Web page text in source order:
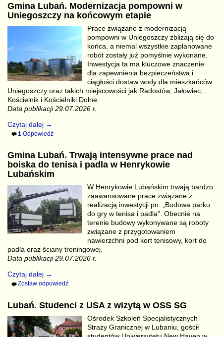
Gmina Lubań. Modernizacja pompowni w
Uniegoszczy na końcowym etapie
Prace związane z modernizacją
pompowni w Uniegoszczy zbliżają się do
końca, a niemal wszystkie zaplanowane
robót zostały już pomyślnie wykonane.
Inwestycja ta ma kluczowe znaczenie
dla zapewnienia bezpieczeństwa i
ciągłości dostaw wody dla mieszkańców
Uniegoszczy oraz takich miejscowości jak Radostów, Jałowiec,
Kościelnik i Kościelniki Dolne.
Data publikacji 29.07.2026 r.
Czytaj dalej →
1 Odpowiedź
Gmina Lubań. Trwają intensywne prace nad
boiska do tenisa i padla w Henrykowie
Lubańskim
W Henrykowie Lubańskim trwają bardzo
zaawansowane prace związane z
realizacją inwestycji pn. „Budowa parku
do gry w tenisa i padla”. Obecnie na
terenie budowy wykonywane są roboty
związane z przygotowaniem
nawierzchni pod kort tenisowy, kort do
padla oraz ściany treningowej.
Data publikacji 29.07.2026 r.
Czytaj dalej →
Zostaw odpowiedź
Lubań. Studenci z USA z wizytą w OSS SG
Ośrodek Szkoleń Specjalistycznych
Straży Granicznej w Lubaniu, gościł